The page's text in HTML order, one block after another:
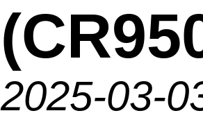
2025-03-